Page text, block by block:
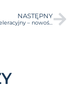
NASTĘPNY
Program Akceleracyjny – nowość w ofercie Inkubatora!